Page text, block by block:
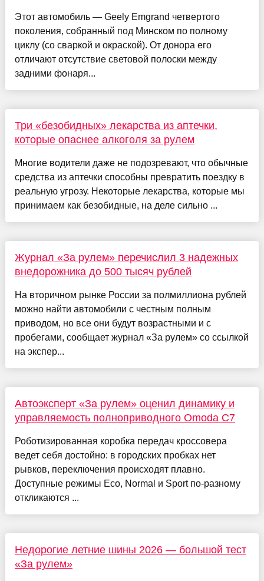
Этот автомобиль — Geely Emgrand четвертого
поколения, собранный под Минском по полному
циклу (со сваркой и окраской). От донора его
отличают отсутствие световой полоски между
задними фонаря...
Три «безобидных» лекарства из аптечки,
которые опаснее алкоголя за рулем
Многие водители даже не подозревают, что обычные
средства из аптечки способны превратить поездку в
реальную угрозу. Некоторые лекарства, которые мы
принимаем как безобидные, на деле сильно ...
Журнал «За рулем» перечислил 3 надежных
внедорожника до 500 тысяч рублей
На вторичном рынке России за полмиллиона рублей
можно найти автомобили с честным полным
приводом, но все они будут возрастными и с
пробегами, сообщает журнал «За рулем» со ссылкой
на экспер...
Автоэксперт «За рулем» оценил динамику и
управляемость полноприводного Omoda C7
Роботизированная коробка передач кроссовера
ведет себя достойно: в городских пробках нет
рывков, переключения происходят плавно.
Доступные режимы Eco, Normal и Sport по-разному
откликаются ...
Недорогие летние шины 2026 — большой тест
«За рулем»